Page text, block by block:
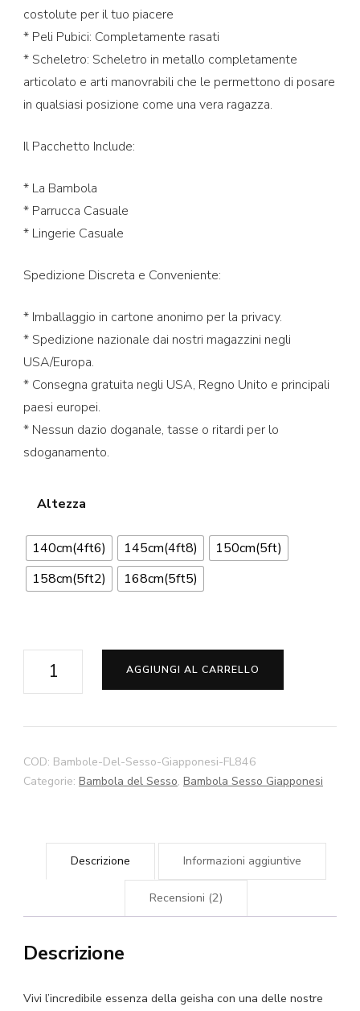
costolute per il tuo piacere
* Peli Pubici: Completamente rasati
* Scheletro: Scheletro in metallo completamente
articolato e arti manovrabili che le permettono di posare
in qualsiasi posizione come una vera ragazza.
Il Pacchetto Include:
* La Bambola
* Parrucca Casuale
* Lingerie Casuale
Spedizione Discreta e Conveniente:
* Imballaggio in cartone anonimo per la privacy.
* Spedizione nazionale dai nostri magazzini negli
USA/Europa.
* Consegna gratuita negli USA, Regno Unito e principali
paesi europei.
* Nessun dazio doganale, tasse o ritardi per lo
sdoganamento.
Altezza
140cm(4ft6) 145cm(4ft8)
150cm(5ft)
158cm(5ft2)
168cm(5ft5)
Per
Giapponese
150cm
168cm
Sesso
quantità
AGGIUNGI AL CARRELLO
COD: Bambole-Del-Sesso-Giapponesi-FL846
Categorie: Bambola del Sesso, Bambola Sesso Giapponesi
Descrizione Informazioni aggiuntive
Recensioni (2)
Descrizione
Vivi l’incredibile essenza della geisha con una delle nostre